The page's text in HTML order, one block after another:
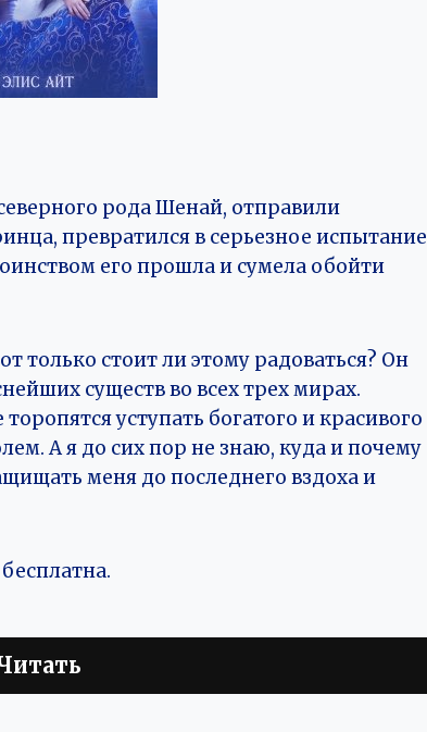
рода Шенай, отправили
превратился в серьезное испытание
его прошла и сумела обойти
только стоит ли этому радоваться? Он
существ во всех трех мирах.
уступать богатого и красивого
А я до сих пор не знаю, куда и почему
меня до последнего вздоха и